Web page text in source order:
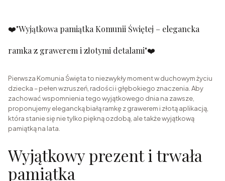
❤️"Wyjątkowa pamiątka Komunii Świętej – elegancka
ramka z grawerem i złotymi detalami"❤️
Pierwsza Komunia Święta to niezwykły moment w duchowym życiu
dziecka – pełen wzruszeń, radości i głębokiego znaczenia. Aby
zachować wspomnienia tego wyjątkowego dnia na zawsze,
proponujemy elegancką białą ramkę z grawerem i złotą aplikacją,
która stanie się nie tylko piękną ozdobą, ale także wyjątkową
pamiątką na lata.
Wyjątkowy prezent i trwała
pamiątka